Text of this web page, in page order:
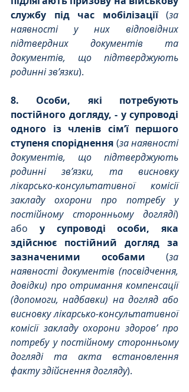
службу під час мобілізації (за
наявності у них відповідних
підтвердних документів та
документів, що підтверджують
родинні зв’язки).
8. Особи, які потребують
постійного догляду, - у супроводі
одного із членів сім’ї першого
ступеня споріднення (за наявності
документів, що підтверджують
родинні зв’язки, та висновку
лікарсько-консультативної комісії
закладу охорони про потребу у
постійному сторонньому догляді)
або у супроводі особи, яка
здійснює постійний догляд за
зазначеними особами (за
наявності документів (посвідчення,
довідки) про отримання компенсації
(допомоги, надбавки) на догляд або
висновку лікарсько-консультативної
комісії закладу охорони здоров’ про
потребу у постійному сторонньому
догляді та акта встановлення
факту здійснення догляду).